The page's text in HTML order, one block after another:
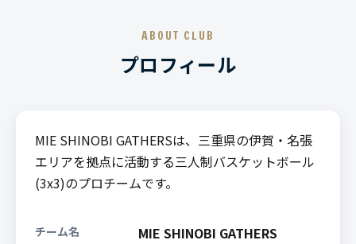
ABOUT CLUB
プロフィール
MIE SHINOBI GATHERSは、三重県の伊賀・名張
エリアを拠点に活動する三人制バスケットボール
(3x3)のプロチームです。
チーム名 MIE SHINOBI GATHERS